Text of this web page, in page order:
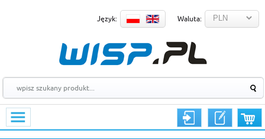
Język: Waluta: